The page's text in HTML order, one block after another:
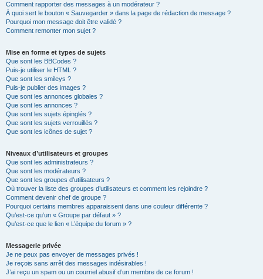
Comment rapporter des messages à un modérateur ?
À quoi sert le bouton « Sauvegarder » dans la page de rédaction de message ?
Pourquoi mon message doit être validé ?
Comment remonter mon sujet ?
Mise en forme et types de sujets
Que sont les BBCodes ?
Puis-je utiliser le HTML ?
Que sont les smileys ?
Puis-je publier des images ?
Que sont les annonces globales ?
Que sont les annonces ?
Que sont les sujets épinglés ?
Que sont les sujets verrouillés ?
Que sont les icônes de sujet ?
Niveaux d’utilisateurs et groupes
Que sont les administrateurs ?
Que sont les modérateurs ?
Que sont les groupes d’utilisateurs ?
Où trouver la liste des groupes d’utilisateurs et comment les rejoindre ?
Comment devenir chef de groupe ?
Pourquoi certains membres apparaissent dans une couleur différente ?
Qu’est-ce qu’un « Groupe par défaut » ?
Qu’est-ce que le lien « L’équipe du forum » ?
Messagerie privée
Je ne peux pas envoyer de messages privés !
Je reçois sans arrêt des messages indésirables !
J’ai reçu un spam ou un courriel abusif d’un membre de ce forum !